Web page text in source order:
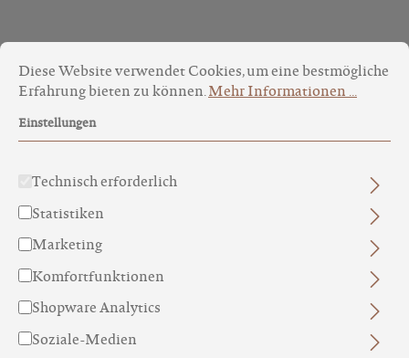
Produkte filtern
Cookie-Voreinstellungen
Diese Website verwendet Cookies, um eine bestmögliche
Diese Website verwendet Cookies, um eine bestmögliche
Erfahrung bieten zu können.Mehr Informationen ...
Einstellungen
Technisch erforderlich
Statistiken
Marketing
Komfortfunktionen
Shopware Analytics
Soziale-Medien